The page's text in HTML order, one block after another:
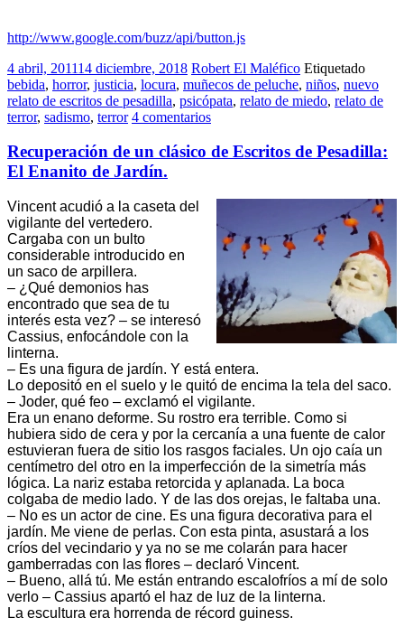
http://www.google.com/buzz/api/button.js
4 abril, 201114 diciembre, 2018 Robert El Maléfico Etiquetado
bebida, horror, justicia, locura, muñecos de peluche, niños, nuevo
relato de escritos de pesadilla, psicópata, relato de miedo, relato de
terror, sadismo, terror 4 comentarios
Recuperación de un clásico de Escritos de Pesadilla:
El Enanito de Jardín.
Vincent acudió a la caseta del
vigilante del vertedero.
Cargaba con un bulto
considerable introducido en
un saco de arpillera.
– ¿Qué demonios has
encontrado que sea de tu
interés esta vez? – se interesó
Cassius, enfocándole con la
linterna.
– Es una figura de jardín. Y está entera.
Lo depositó en el suelo y le quitó de encima la tela del saco.
– Joder, qué feo – exclamó el vigilante.
Era un enano deforme. Su rostro era terrible. Como si
hubiera sido de cera y por la cercanía a una fuente de calor
estuvieran fuera de sitio los rasgos faciales. Un ojo caía un
centímetro del otro en la imperfección de la simetría más
lógica. La nariz estaba retorcida y aplanada. La boca
colgaba de medio lado. Y de las dos orejas, le faltaba una.
– No es un actor de cine. Es una figura decorativa para el
jardín. Me viene de perlas. Con esta pinta, asustará a los
críos del vecindario y ya no se me colarán para hacer
gamberradas con las flores – declaró Vincent.
– Bueno, allá tú. Me están entrando escalofríos a mí de solo
verlo – Cassius apartó el haz de luz de la linterna.
La escultura era horrenda de récord guiness.